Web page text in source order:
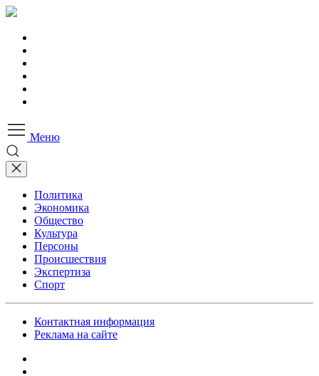
Меню
Политика
Экономика
Общество
Культура
Персоны
Происшествия
Экспертиза
Спорт
Контактная информация
Реклама на сайте